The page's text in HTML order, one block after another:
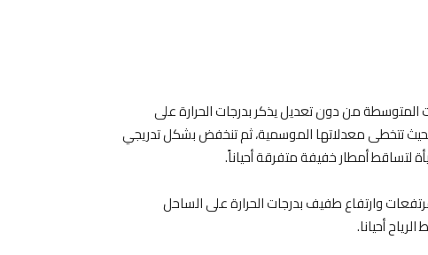
المتوسطة من دون تعديل يذكر بدرجات الحرارة على
تتخطى معدلاتها الموسمية، ثم تنخفض بشكل تدريجي
لتساقط أمطار خفيفة متفرقة أحياناً.
وارتفاع طفيف بدرجات الحرارة على الساحل
أحيانا.